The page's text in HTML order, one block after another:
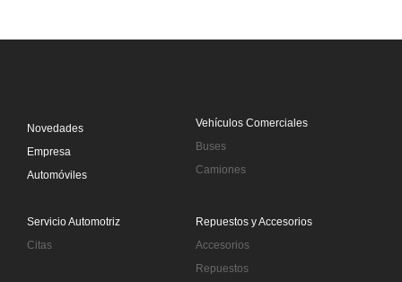
Novedades
Empresa
Automóviles
Vehículos Comerciales
Buses
Camiones
Servicio Automotriz
Citas
Repuestos y Accesorios
Accesorios
Repuestos